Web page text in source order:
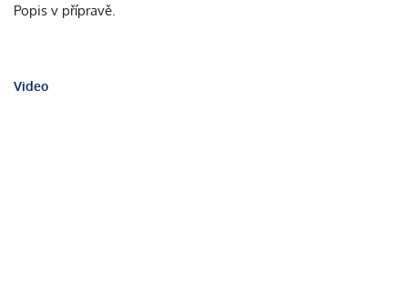
Popis v přípravě.
Video